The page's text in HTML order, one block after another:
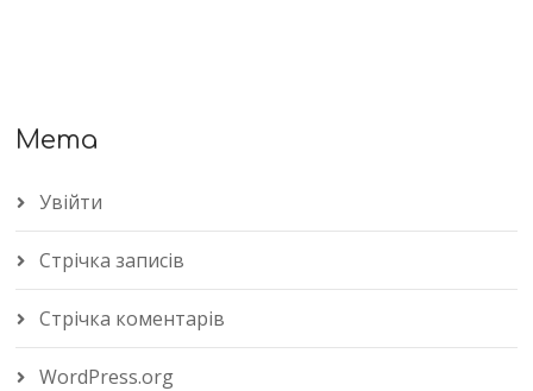
Мета
Увійти
Стрічка записів
Стрічка коментарів
WordPress.org